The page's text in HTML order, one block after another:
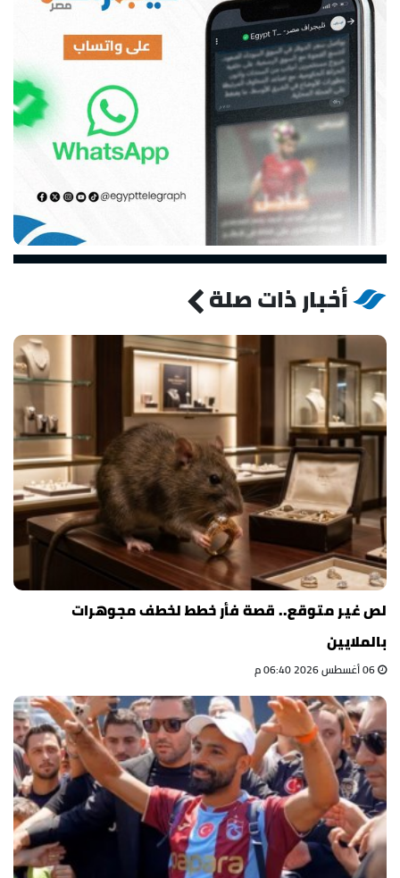
أخبار ذات صلة
لص غير متوقع.. قصة فأر خطط لخطف مجوهرات
بالملايين